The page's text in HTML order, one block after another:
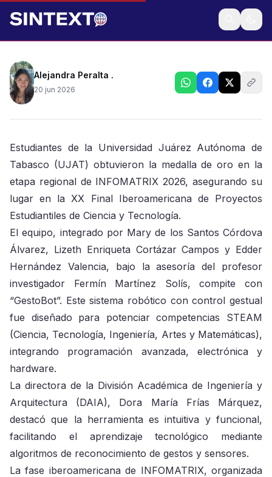
“GestoBot”: El sistema robótico de control gestual,
diseñado para fortalecer competencias STEAM,
Alejandra Peralta .
20 jun 2026
Estudiantes de la Universidad Juárez Autónoma de
Tabasco (UJAT) obtuvieron la medalla de oro en la
etapa regional de INFOMATRIX 2026, asegurando su
lugar en la XX Final Iberoamericana de Proyectos
Estudiantiles de Ciencia y Tecnología.
El equipo, integrado por Mary de los Santos Córdova
Álvarez, Lizeth Enriqueta Cortázar Campos y Edder
Hernández Valencia, bajo la asesoría del profesor
investigador Fermín Martínez Solís, compite con
“GestoBot”. Este sistema robótico con control gestual
fue diseñado para potenciar competencias STEAM
(Ciencia, Tecnología, Ingeniería, Artes y Matemáticas),
integrando programación avanzada, electrónica y
hardware.
La directora de la División Académica de Ingeniería y
Arquitectura (DAIA), Dora María Frías Márquez,
destacó que la herramienta es intuitiva y funcional,
facilitando el aprendizaje tecnológico mediante
algoritmos de reconocimiento de gestos y sensores.
La fase iberoamericana de INFOMATRIX, organizada